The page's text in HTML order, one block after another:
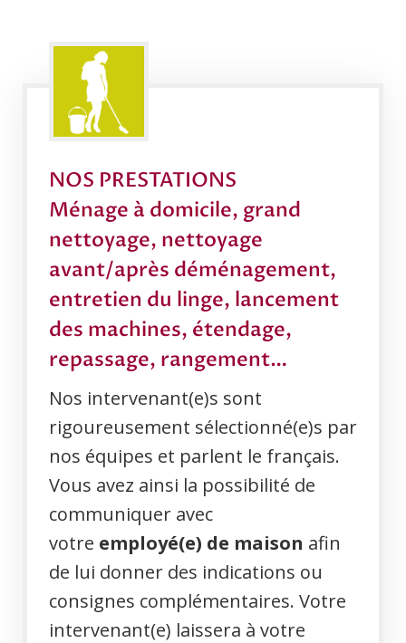
NOS PRESTATIONS
Ménage à domicile, grand
nettoyage, nettoyage
avant/après déménagement,
entretien du linge, lancement
des machines, étendage,
repassage, rangement…
Nos intervenant(e)s sont
rigoureusement sélectionné(e)s par
nos équipes et parlent le français.
Vous avez ainsi la possibilité de
communiquer avec
votre employé(e) de maison afin
de lui donner des indications ou
consignes complémentaires. Votre
intervenant(e) laissera à votre